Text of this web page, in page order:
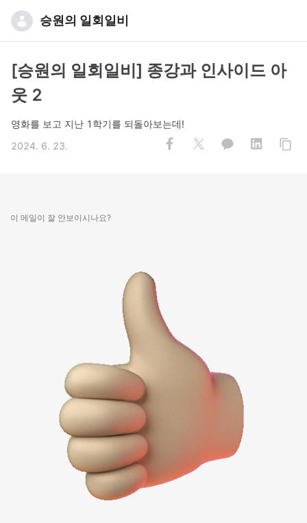
승원의 일회일비
[승원의 일회일비] 종강과 인사이드 아
웃 2
영화를 보고 지난 1학기를 되돌아보는데!
2024. 6. 23.
이 메일이 잘 안보이시나요?